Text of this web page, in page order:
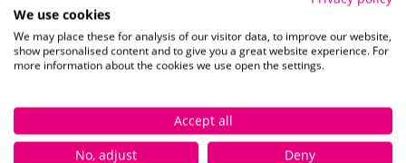
Verfügbare Farben
Earl Grey grüner Tee
We use cookies
We may place these for analysis of our visitor data, to improve our website,
show personalised content and to give you a great website experience. For
more information about the cookies we use open the settings.
Accept all
No, adjust
Deny